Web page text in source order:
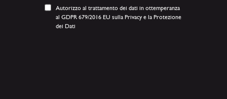
Autorizzo al trattamento dei dati in ottemperanza
al GDPR 679/2016 EU sulla Privacy e la Protezione
dei Dati